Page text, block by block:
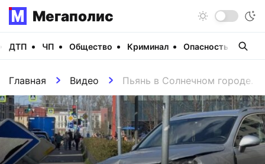
Мегаполис
ДТП ЧП Общество Криминал Опасность
Главная Видео Пьянь в Солнечном городе.